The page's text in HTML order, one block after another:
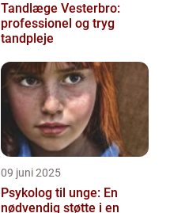
Tandlæge Vesterbro:
professionel og tryg
tandpleje
09 juni 2025
Psykolog til unge: En
nødvendig støtte i en